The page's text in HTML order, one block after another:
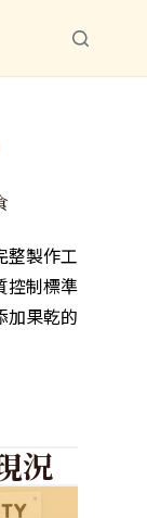
整製作工
控制標準
加果乾的
況